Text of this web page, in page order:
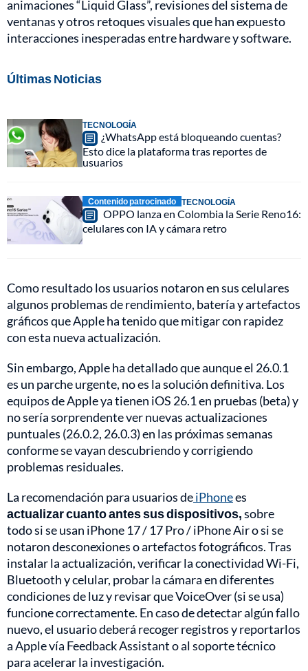
animaciones “Liquid Glass”, revisiones del sistema de
ventanas y otros retoques visuales que han expuesto
interacciones inesperadas entre hardware y software.
Últimas Noticias
TECNOLOGÍA
¿WhatsApp está bloqueando cuentas?
Esto dice la plataforma tras reportes de
usuarios
Contenido patrocinado TECNOLOGÍA
OPPO lanza en Colombia la Serie Reno16:
celulares con IA y cámara retro
Como resultado los usuarios notaron en sus celulares
algunos problemas de rendimiento, batería y artefactos
gráficos que Apple ha tenido que mitigar con rapidez
con esta nueva actualización.
Sin embargo, Apple ha detallado que aunque el 26.0.1
es un parche urgente, no es la solución definitiva. Los
equipos de Apple ya tienen iOS 26.1 en pruebas (beta) y
no sería sorprendente ver nuevas actualizaciones
puntuales (26.0.2, 26.0.3) en las próximas semanas
conforme se vayan descubriendo y corrigiendo
problemas residuales.
La recomendación para usuarios deiPhonees
actualizar cuanto antes sus dispositivos,sobre
todo si se usan iPhone 17 / 17 Pro / iPhone Air o si se
notaron desconexiones o artefactos fotográficos. Tras
instalar la actualización, verificar la conectividad Wi-Fi,
Bluetooth y celular, probar la cámara en diferentes
condiciones de luz y revisar que VoiceOver (si se usa)
funcione correctamente. En caso de detectar algún fallo
nuevo, el usuario deberá recoger registros y reportarlos
a Apple vía Feedback Assistant o al soporte técnico
para acelerar la investigación.